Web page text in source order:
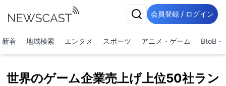
会員登録 / ログイン
新着 地域検索 エンタメ スポーツ アニメ・ゲーム BtoB・
世界のゲーム企業売上げ上位50社ラン